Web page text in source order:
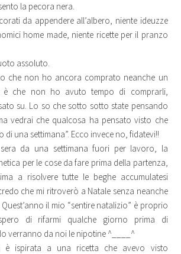
la pecora nera.
da appendere all’albero, niente ideuzze
home made, niente ricette per il pranzo
assoluto.
che non ho ancora comprato neanche un
è che non ho avuto tempo di comprarli,
su. Lo so che sotto sotto state pensando
vedrai che qualcosa ha pensato visto che
di una settimana”. Ecco invece no, fidatevi!!
da una settimana fuori per lavoro, la
per le cose da fare prima della partenza,
a risolvere tutte le beghe accumulatesi
che mi ritroverò a Natale senza neanche
il mio “sentire natalizio” è proprio
di rifarmi qualche giorno prima di
verranno da noi le nipotine ^____^
ispirata a una ricetta che avevo visto